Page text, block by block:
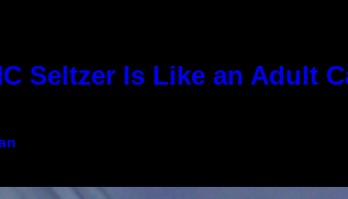
Seltzer Is Like an Adult